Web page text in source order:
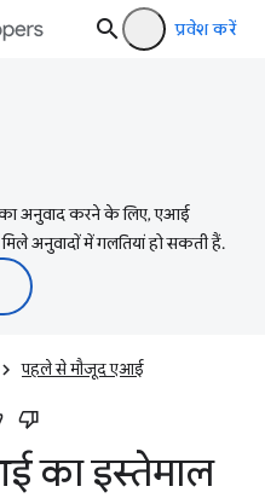
प्रवेश करें
अनुवाद करने के लिए, एआई
अनुवादों में गलतियां हो सकती हैं.
पहले से मौजूद एआई
का इस्तेमाल